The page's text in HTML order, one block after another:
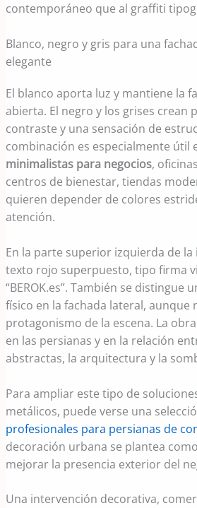
contemporáneo que al graffiti
Blanco, negro y gris para una
elegante
El blanco aporta luz y mantiene la
abierta. El negro y los grises crean
contraste y una sensación de
combinación es especialmente útil
minimalistas para negocios,
centros de bienestar, tiendas
quieren depender de colores
atención.
En la parte superior izquierda de la
texto rojo superpuesto, tipo firma
“BEROK.es”. También se distingue
físico en la fachada lateral, aunque
protagonismo de la escena. La
en las persianas y en la relación
abstractas, la arquitectura y la
Para ampliar este tipo de
metálicos, puede verse una
profesionales para persianas de
decoración urbana se plantea
mejorar la presencia exterior del
Una intervención decorativa,